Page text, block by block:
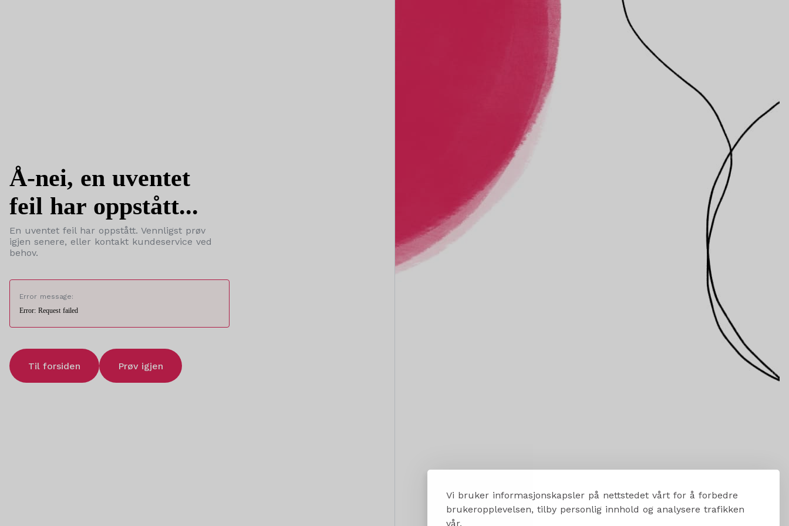
Vi bruker informasjonskapsler på nettstedet vårt for å forbedre
brukeropplevelsen, tilby personlig innhold og analysere trafikken
vår.
Å-nei, en uventet
feil har oppstått...
En uventet feil har oppstått. Vennligst prøv
igjen senere, eller kontakt kundeservice ved
behov.
Error message:
Error: Request failed
Til forsiden Prøv igjen